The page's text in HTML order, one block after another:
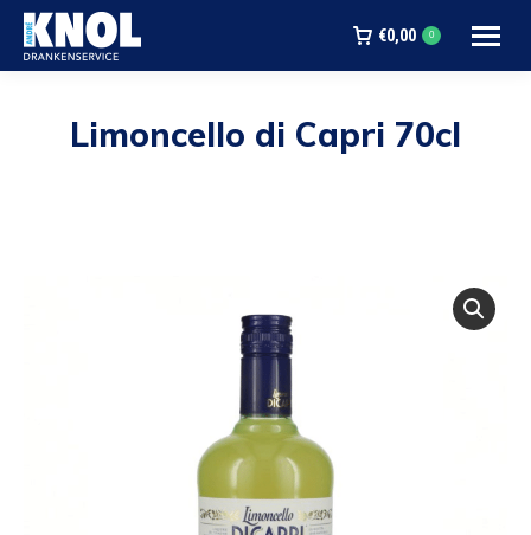
€0,00 0
Limoncello di Capri 70cl